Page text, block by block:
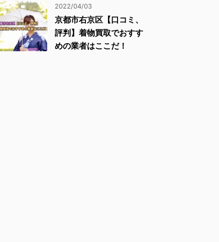
2022/04/03
京都市右京区【口コミ、
評判】着物買取でおすす
めの業者はここだ！